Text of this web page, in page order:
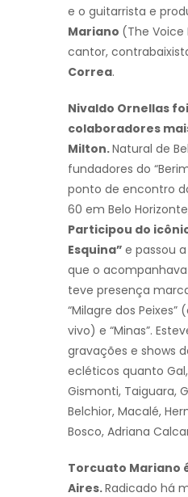
e o guitarrista e
Mariano (The Voice
cantor,
Correa.
Nivaldo Ornellas
colaboradores
Milton.Natural de
fundadores do
ponto de encontro
60 em Belo
Participou do
Esquina” e passou
que o acompanhava
teve presença
“Milagre dos
vivo) e “Minas”.
gravações e shows
ecléticos quanto
Gismonti, Taiguara,
Belchior, Macalé,
Bosco, Adriana
Torcuato Mariano
Aires.Radicado há